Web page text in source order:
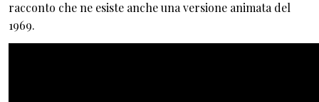
racconto che ne esiste anche una versione animata del
1969.